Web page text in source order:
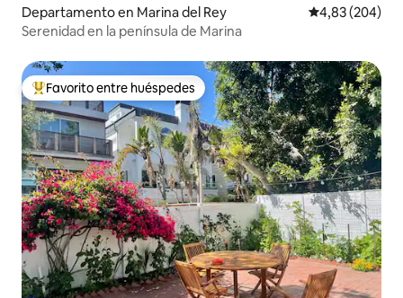
Departamento en Marina del Rey Calificación
4,83 (204)
Serenidad en la península de Marina
Favorito entre los huéspedes más destacados
Favorito entre huéspedes